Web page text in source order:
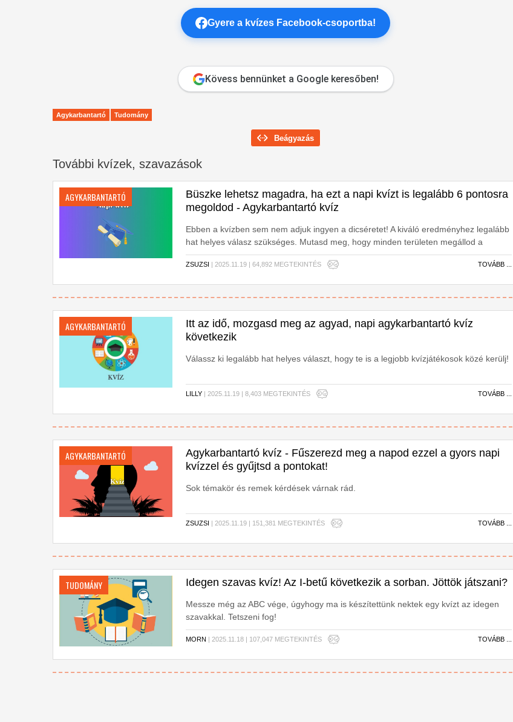
Gyere a kvízes Facebook-csoportba!
Kövess bennünket a Google keresőben!
Agykarbantartó Tudomány
Beágyazás
További kvízek, szavazások
AGYKARBANTARTÓ
Büszke lehetsz magadra, ha ezt a napi kvízt is legalább 6 pontosra
megoldod - Agykarbantartó kvíz
Ebben a kvízben sem nem adjuk ingyen a dicséretet! A kiváló eredményhez legalább
hat helyes válasz szükséges. Mutasd meg, hogy minden területen megállod a
helyed! Kezdődjön a kvíz!
ZSUZSI | 2025.11.19 | 64,892 MEGTEKINTÉS TOVÁBB ...
AGYKARBANTARTÓ
Itt az idő, mozgasd meg az agyad, napi agykarbantartó kvíz
következik
Válassz ki legalább hat helyes választ, hogy te is a legjobb kvízjátékosok közé kerülj!
LILLY | 2025.11.19 | 8,403 MEGTEKINTÉS TOVÁBB ...
AGYKARBANTARTÓ
Agykarbantartó kvíz - Fűszerezd meg a napod ezzel a gyors napi
kvízzel és gyűjtsd a pontokat!
Sok témakör és remek kérdések várnak rád.
ZSUZSI | 2025.11.19 | 151,381 MEGTEKINTÉS TOVÁBB ...
TUDOMÁNY Idegen szavas kvíz! Az I-betű következik a sorban. Jöttök játszani?
Messze még az ABC vége, úgyhogy ma is készítettünk nektek egy kvízt az idegen
szavakkal. Tetszeni fog!
MORN | 2025.11.18 | 107,047 MEGTEKINTÉS TOVÁBB ...